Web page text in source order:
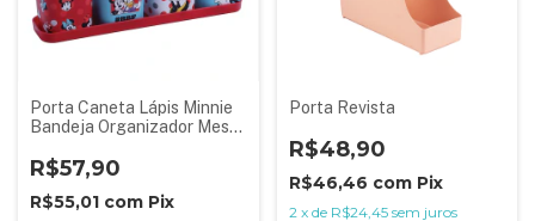
Porta Caneta Lápis Minnie
Bandeja Organizador Mesa
R$57,90
R$55,01 com Pix
Porta Revista
R$48,90
R$46,46 com Pix
2 x de R$24,45 sem juros